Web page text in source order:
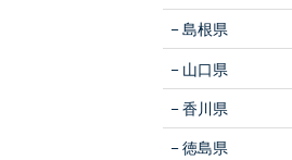
島根県
山口県
香川県
徳島県